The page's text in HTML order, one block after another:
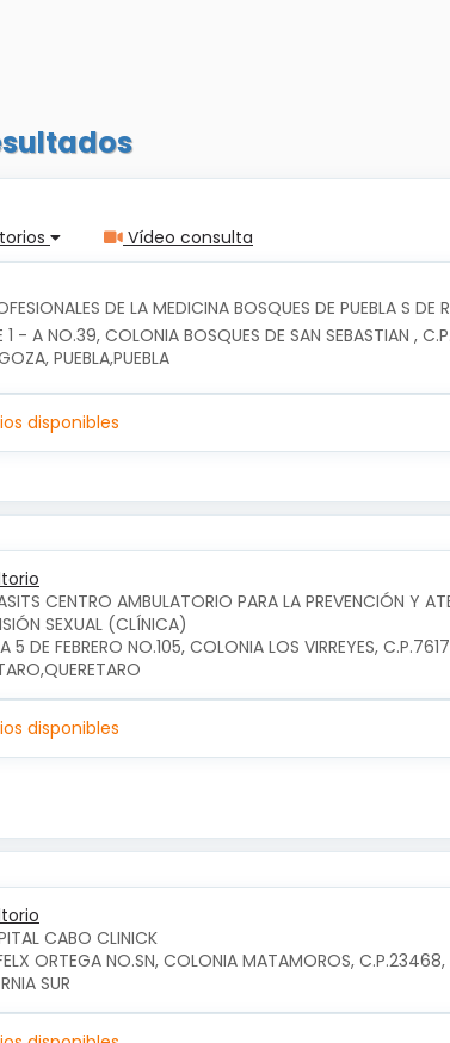
Vídeo consulta
DE LA MEDICINA BOSQUES DE PUEBLA S DE
1 - A NO.39, COLONIA BOSQUES DE SAN SEBASTIAN ,
PUEBLA,PUEBLA
disponibles
CENTRO AMBULATORIO PARA LA PREVENCIÓN Y
SEXUAL (CLÍNICA)
5 DE FEBRERO NO.105, COLONIA LOS VIRREYES,
disponibles
CABO CLINICK
ORTEGA NO.SN, COLONIA MATAMOROS,
SUR